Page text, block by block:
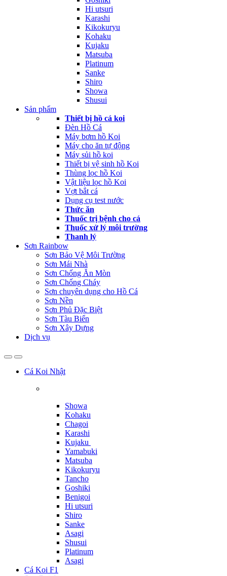
Hi utsuri
Karashi
Kikokuryu
Kohaku
Kujaku
Matsuba
Platinum
Sanke
Shiro
Showa
Shusui
Sản phẩm
Thiết bị hồ cá koi
Đèn Hồ Cá
Máy bơm hồ Koi
Máy cho ăn tự động
Máy sủi hồ koi
Thiết bị vệ sinh hồ Koi
Thùng lọc hồ Koi
Vật liệu lọc hồ Koi
Vợt bắt cá
Dụng cụ test nước
Thức ăn
Thuốc trị bệnh cho cá
Thuốc xử lý môi trường
Thanh lý
Sơn Rainbow
Sơn Bảo Vệ Môi Trường
Sơn Mái Nhà
Sơn Chống Ăn Mòn
Sơn Chống Cháy
Sơn chuyên dụng cho Hồ Cá
Sơn Nền
Sơn Phủ Đặc Biệt
Sơn Tàu Biển
Sơn Xây Dựng
Dịch vụ
Cá Koi Nhật
Showa
Kohaku
Chagoi
Karashi
Kujaku
Yamabuki
Matsuba
Kikokuryu
Tancho
Goshiki
Benigoi
Hi utsuri
Shiro
Sanke
Asagi
Shusui
Platinum
Asagi
Cá Koi F1